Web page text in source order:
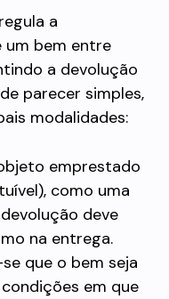
a
bem entre
a devolução
parecer simples,
modalidades:
emprestado
como uma
deve
na entrega.
que o bem seja
em que